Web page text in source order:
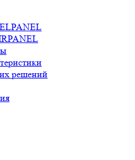
решений